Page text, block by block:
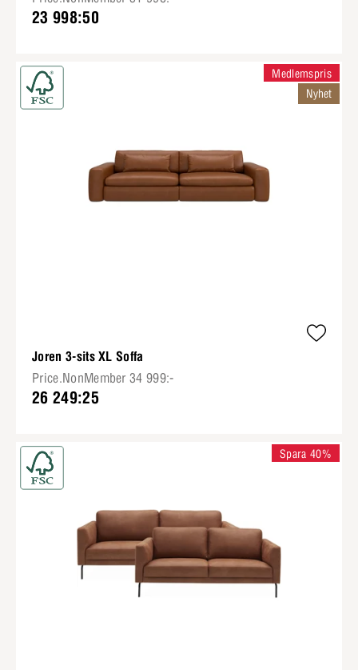
23 998:50
Joren 3-sits XL Soffa
Price.NonMember 34 999:-
26 249:25
Medlemspris
Nyhet
Spara 40%